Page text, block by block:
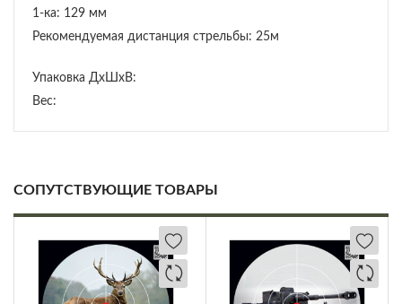
1-ка: 129 мм
Рекомендуемая дистанция стрельбы: 25м
Упаковка ДхШхВ:
Вес:
СОПУТСТВУЮЩИЕ ТОВАРЫ